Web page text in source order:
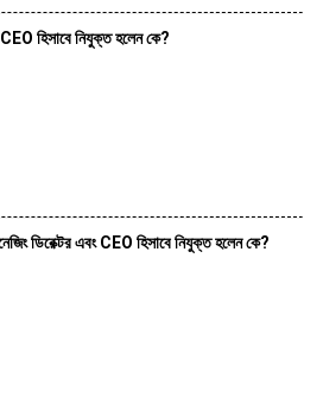
হিসাবে নিযুক্ত হলেন কে?
ডিরেক্টর এবং CEO হিসাবে নিযুক্ত হলেন কে?